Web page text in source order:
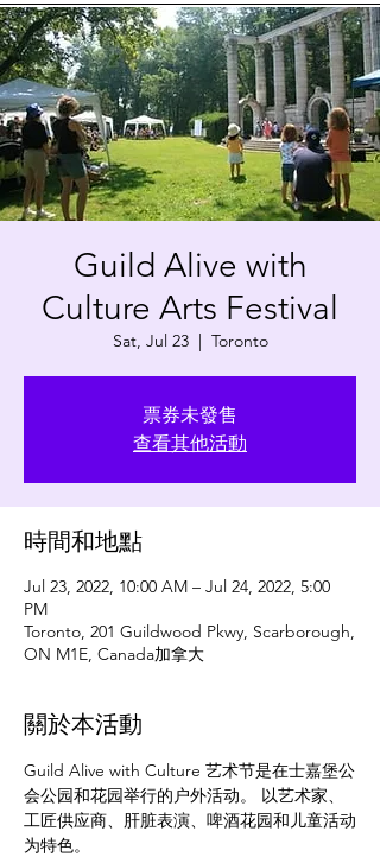
Guild Alive with
Culture Arts Festival
Sat, Jul 23
  |
Toronto
票券未發售
查看其他活動
時間和地點
Jul 23, 2022, 10:00 AM – Jul 24, 2022, 5:00
PM
Toronto, 201 Guildwood Pkwy, Scarborough,
ON M1E, Canada加拿大
關於本活動
Guild Alive with Culture 艺术节是在士嘉堡公
会公园和花园举行的户外活动。 以艺术家、
工匠供应商、肝脏表演、啤酒花园和儿童活动
为特色。